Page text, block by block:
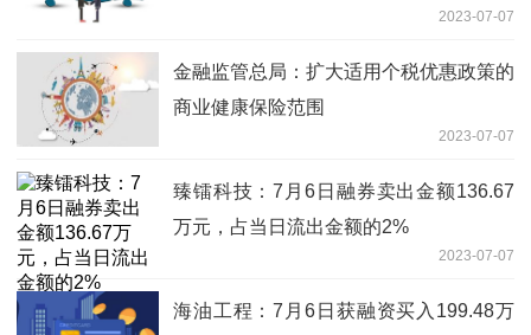
2023-07-07
金融监管总局：扩大适用个税优惠政策的
商业健康保险范围
2023-07-07
臻镭科技：7月6日融券卖出金额136.67
万元，占当日流出金额的2%
2023-07-07
海油工程：7月6日获融资买入199.48万